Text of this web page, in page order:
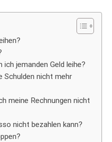
jemanden Geld leihe?
Schulden nicht mehr
meine Rechnungen nicht
nicht bezahlen kann?